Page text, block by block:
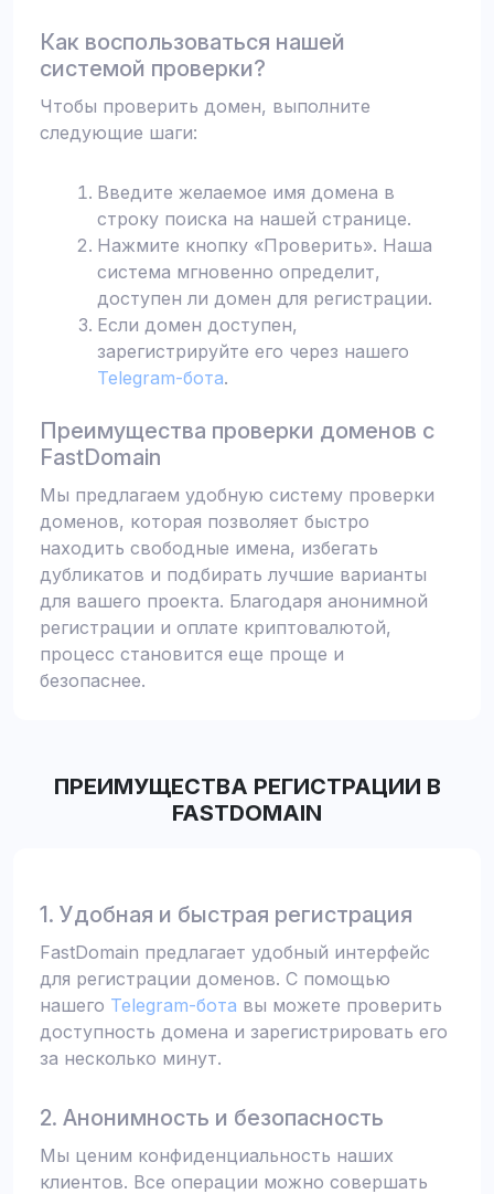
Как воспользоваться нашей
системой проверки?
Чтобы проверить домен, выполните
следующие шаги:
Введите желаемое имя домена в
строку поиска на нашей странице.
Нажмите кнопку «Проверить». Наша
система мгновенно определит,
доступен ли домен для регистрации.
Если домен доступен,
зарегистрируйте его через нашего
Telegram-бота.
Преимущества проверки доменов с
FastDomain
Мы предлагаем удобную систему проверки
доменов, которая позволяет быстро
находить свободные имена, избегать
дубликатов и подбирать лучшие варианты
для вашего проекта. Благодаря анонимной
регистрации и оплате криптовалютой,
процесс становится еще проще и
безопаснее.
ПРЕИМУЩЕСТВА РЕГИСТРАЦИИ В
FASTDOMAIN
1. Удобная и быстрая регистрация
FastDomain предлагает удобный интерфейс
для регистрации доменов. С помощью
нашего Telegram-бота вы можете проверить
доступность домена и зарегистрировать его
за несколько минут.
2. Анонимность и безопасность
Мы ценим конфиденциальность наших
клиентов. Все операции можно совершать